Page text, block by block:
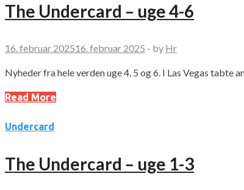
The Undercard – uge 4-6
16. februar 202516. februar 2025 - by Hr
Nyheder fra hele verden uge 4, 5 og 6. I Las Vegas
Read More
Undercard
The Undercard – uge 1-3